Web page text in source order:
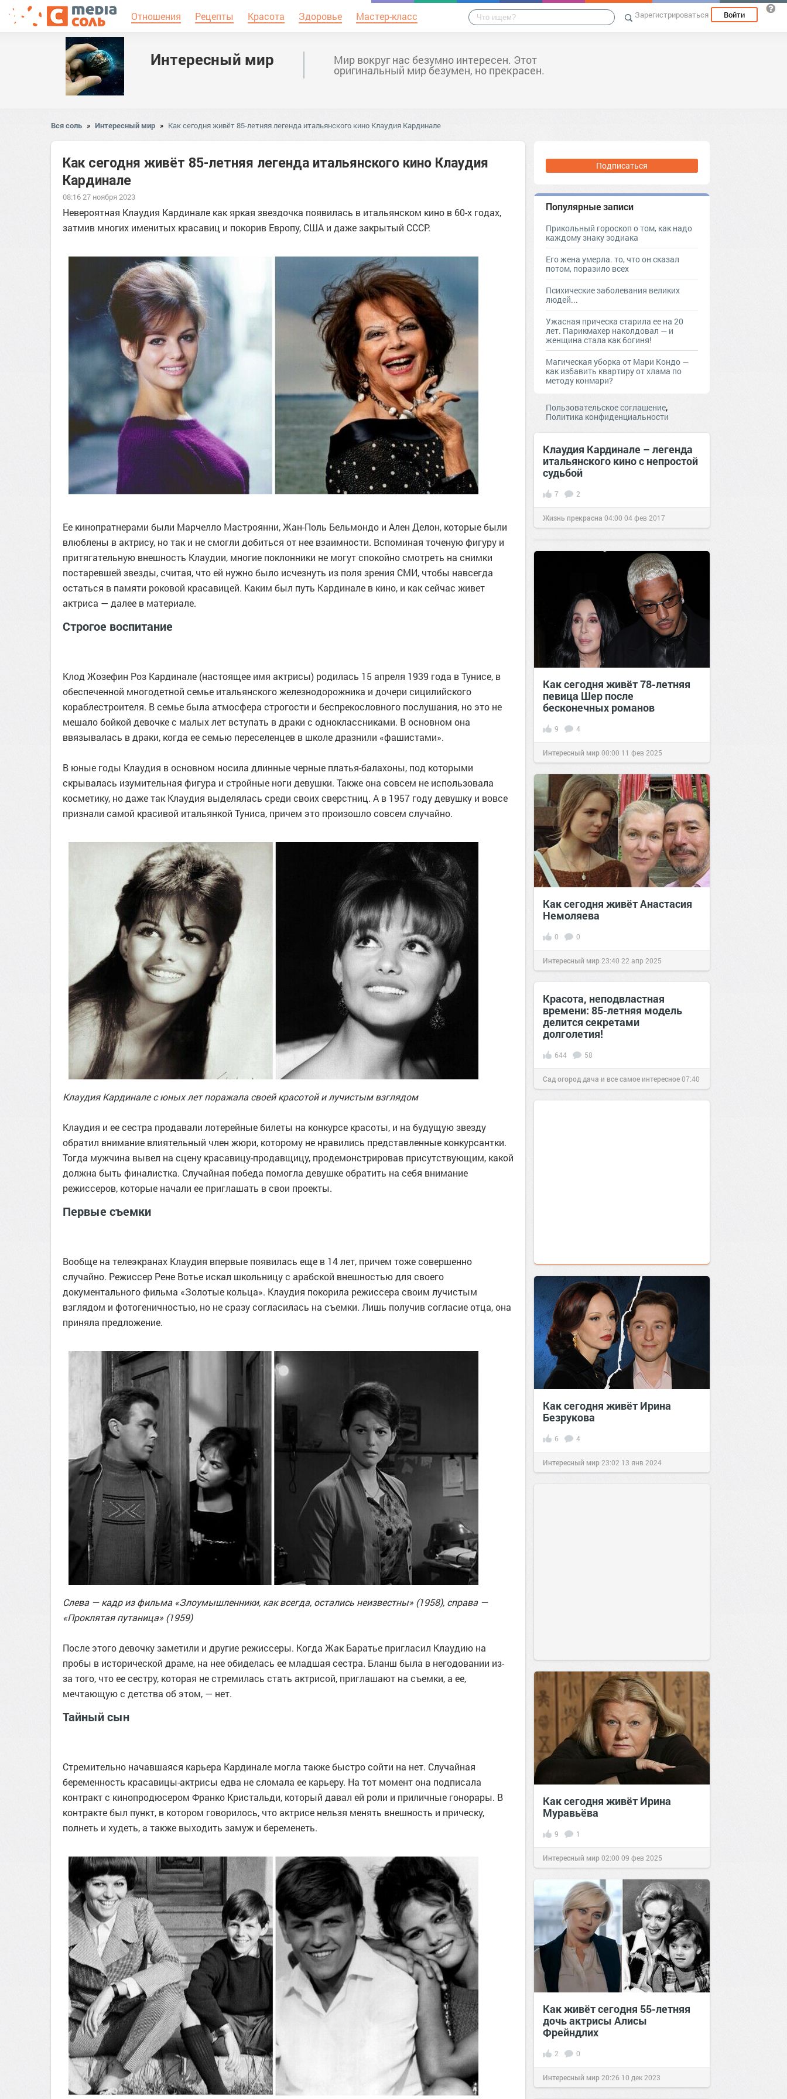
Отношения Рецепты Красота Здоровье Мастер-класс Зарегистрироваться Войти
Интересный мир Мир вокруг нас безумно интересен. Этот
оригинальный мир безумен, но прекрасен.
Вся соль » Интересный мир » Как сегодня живёт 85-летняя легенда итальянского кино Клаудия Кардинале
Как сегодня живёт 85-летняя легенда итальянского кино Клаудия
Кардинале
08:16 27 ноября 2023
Невероятная Клаудия Кардинале как яркая звездочка появилась в итальянском кино в 60-х годах,
затмив многих именитых красавиц и покорив Европу, США и даже закрытый СССР.
Ее кинопратнерами были Марчелло Мастроянни, Жан-Поль Бельмондо и Ален Делон, которые были
влюблены в актрису, но так и не смогли добиться от нее взаимности. Вспоминая точеную фигуру и
притягательную внешность Клаудии, многие поклонники не могут спокойно смотреть на снимки
постаревшей звезды, считая, что ей нужно было исчезнуть из поля зрения СМИ, чтобы навсегда
остаться в памяти роковой красавицей. Каким был путь Кардинале в кино, и как сейчас живет
актриса — далее в материале.
Строгое воспитание
Клод Жозефин Роз Кардинале (настоящее имя актрисы) родилась 15 апреля 1939 года в Тунисе, в
обеспеченной многодетной семье итальянского железнодорожника и дочери сицилийского
кораблестроителя. В семье была атмосфера строгости и беспрекословного послушания, но это не
мешало бойкой девочке с малых лет вступать в драки с одноклассниками. В основном она
ввязывалась в драки, когда ее семью переселенцев в школе дразнили «фашистами».
В юные годы Клаудия в основном носила длинные черные платья-балахоны, под которыми
скрывалась изумительная фигура и стройные ноги девушки. Также она совсем не использовала
косметику, но даже так Клаудия выделялась среди своих сверстниц. А в 1957 году девушку и вовсе
признали самой красивой итальянкой Туниса, причем это произошло совсем случайно.
Клаудия Кардинале с юных лет поражала своей красотой и лучистым взглядом
Клаудия и ее сестра продавали лотерейные билеты на конкурсе красоты, и на будущую звезду
обратил внимание влиятельный член жюри, которому не нравились представленные конкурсантки.
Тогда мужчина вывел на сцену красавицу-продавщицу, продемонстрировав присутствующим, какой
должна быть финалистка. Случайная победа помогла девушке обратить на себя внимание
режиссеров, которые начали ее приглашать в свои проекты.
Первые съемки
Вообще на телеэкранах Клаудия впервые появилась еще в 14 лет, причем тоже совершенно
случайно. Режиссер Рене Вотье искал школьницу с арабской внешностью для своего
документального фильма «Золотые кольца». Клаудия покорила режиссера своим лучистым
взглядом и фотогеничностью, но не сразу согласилась на съемки. Лишь получив согласие отца, она
приняла предложение.
Слева — кадр из фильма «Злоумышленники, как всегда, остались неизвестны» (1958), справа —
«Проклятая путаница» (1959)
После этого девочку заметили и другие режиссеры. Когда Жак Баратье пригласил Клаудию на
пробы в исторической драме, на нее обиделась ее младшая сестра. Бланш была в негодовании из-
за того, что ее сестру, которая не стремилась стать актрисой, приглашают на съемки, а ее,
мечтающую с детства об этом, — нет.
Тайный сын
Стремительно начавшаяся карьера Кардинале могла также быстро сойти на нет. Случайная
беременность красавицы-актрисы едва не сломала ее карьеру. На тот момент она подписала
контракт с кинопродюсером Франко Кристальди, который давал ей роли и приличные гонорары. В
контракте был пункт, в котором говорилось, что актрисе нельзя менять внешность и прическу,
полнеть и худеть, а также выходить замуж и беременеть.
Подписаться
Популярные записи
Прикольный гороскоп о том, как надо
каждому знаку зодиака
Его жена умерла. то, что он сказал
потом, поразило всех
Психические заболевания великих
людей...
Ужасная прическа старила ее на 20
лет. Парикмахер наколдовал — и
женщина стала как богиня!
Магическая уборка от Мари Кондо —
как избавить квартиру от хлама по
методу конмари?
Пользовательское соглашение,
Политика конфиденциальности
Клаудия Кардинале – легенда
итальянского кино с непростой
судьбой
7 2
Жизнь прекрасна 04:00 04 фев 2017
Как сегодня живёт 78-летняя
певица Шер после
бесконечных романов
9 4
Интересный мир00:00 11 фев 2025
Как сегодня живёт Анастасия
Немоляева
0 0
Интересный мир 23:40 22 апр 2025
Красота, неподвластная
времени: 85-летняя модель
делится секретами
долголетия!
644 58
Сад огород дача и все самое интересное07:40
15 апр 2017
Как сегодня живёт Ирина
Безрукова
6 4
Интересный мир 23:02 13 янв 2024
Как сегодня живёт Ирина
Муравьёва
9 1
Интересный мир02:00 09 фев 2025
Как живёт сегодня 55-летняя
дочь актрисы Алисы
Фрейндлих
2 0
Интересный мир 20:26 10 дек 2023